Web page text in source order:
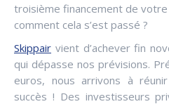
troisième financement de
comment cela s’est passé ?
Skippair vient d’achever fin
qui dépasse nos prévisions.
euros, nous arrivons à
succès ! Des investisseurs